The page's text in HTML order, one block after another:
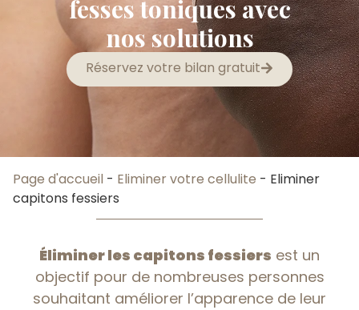
fesses toniques avec
nos solutions
Réservez votre bilan gratuit
Page d'accueil - Eliminer votre cellulite - Eliminer
capitons fessiers
Éliminer les capitons fessiers est un
objectif pour de nombreuses personnes
souhaitant améliorer l’apparence de leur